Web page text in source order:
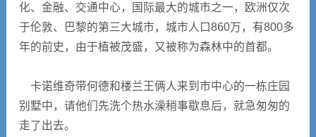
化、金融、交通中心，国际最大的城市之一，欧洲仅次
于伦敦、巴黎的第三大城市，城市人口860万，有800多
年的前史，由于植被茂盛，又被称为森林中的首都。
卡诺维奇带何德和楼兰王俩人来到市中心的一栋庄园
别墅中，请他们先洗个热水澡稍事歇息后，就急匆匆的
走了出去。